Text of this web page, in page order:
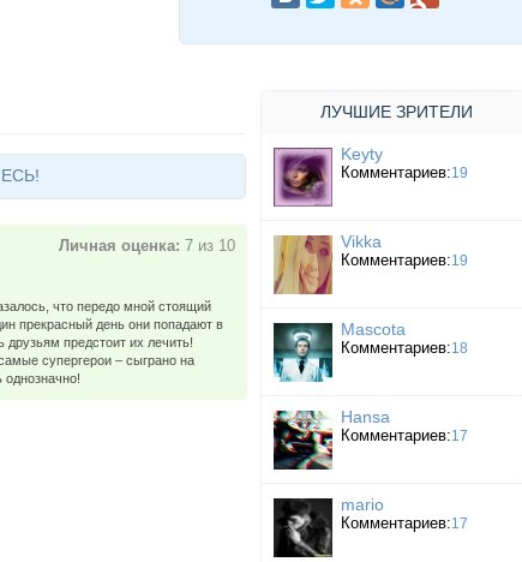
ЛУЧШИЕ ЗРИТЕЛИ
Keyty
Комментариев:19
Vikka
Комментариев:19
Mascota
Комментариев:18
Hansa
Комментариев:17
mario
Комментариев:17
Личная оценка: 7 из 10
что передо мной стоящий
прекрасный день они попадают в
предстоит их лечить!
супергерои – сыграно на